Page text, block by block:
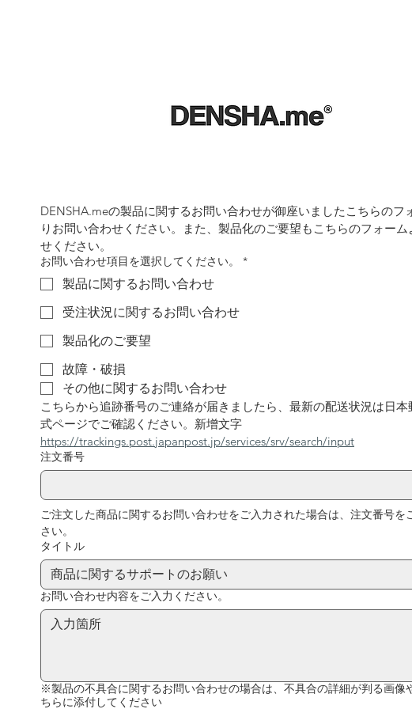
DENSHA.meの製品に関するお問い合わせが御座いましたこちらのフ
りお問い合わせください。また、製品化のご要望もこちらのフォーム
せください。
お問い合わせ項目を選択してください。 *
製品に関するお問い合わせ
受注状況に関するお問い合わせ
製品化のご要望
故障・破損
その他に関するお問い合わせ
こちらから追跡番号のご連絡が届きましたら、最新の配送状況は日本
式ページでご確認ください。新增文字
https://trackings.post.japanpost.jp/services/srv/search/input
注文番号
ご注文した商品に関するお問い合わせをご入力された場合は、注文番号を
さい。
タイトル
お問い合わせ内容をご入力ください。
※製品の不具合に関するお問い合わせの場合は、不具合の詳細が判る画像
ちらに添付してください